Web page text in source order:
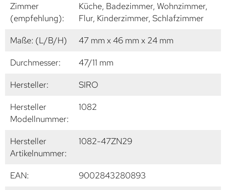
Zimmer
(empfehlung):
Küche, Badezimmer, Wohnzimmer,
Flur, Kinderzimmer, Schlafzimmer
Maße: (L/B/H)
47 mm x 46 mm x 24 mm
Durchmesser:
47/11 mm
Hersteller:
SIRO
Hersteller
Modellnummer:
1082
Hersteller
Artikelnummer:
1082-47ZN29
EAN:
9002843280893